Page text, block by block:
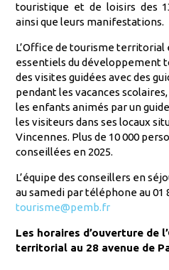
touristique et de loisirs des
ainsi que leurs manifestations.
L’Office de tourisme territorial
essentiels du développement
des visites guidées avec des
pendant les vacances
les enfants animés par un
les visiteurs dans ses locaux
Vincennes. Plus de 10 000
conseillées en 2025.
L’équipe des conseillers en
au samedi par téléphone au 01
tourisme@pemb.fr
Les horaires d’ouverture de
territorial au 28 avenue de